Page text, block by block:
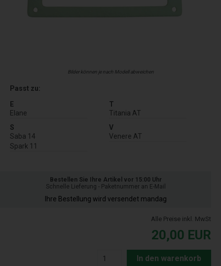
Bilder können je nach Modell abweichen
Passt zu:
E
Elane
S
Saba 14
Spark 11
T
Titania AT
V
Venere AT
Bestellen Sie Ihre Artikel vor 15:00 Uhr
Schnelle Lieferung - Paketnummer an E-Mail
Ihre Bestellung wird versendet mandag
Alle Preise inkl. MwSt
20,00 EUR
In den warenkorb